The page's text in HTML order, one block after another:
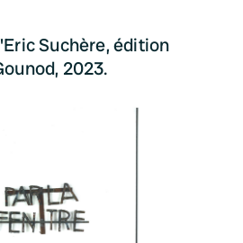
Suchère, édition
2023.